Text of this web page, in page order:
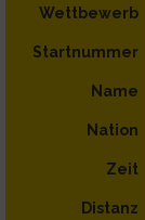
Wettbewerb
Startnummer
Name
Nation
Zeit
Distanz